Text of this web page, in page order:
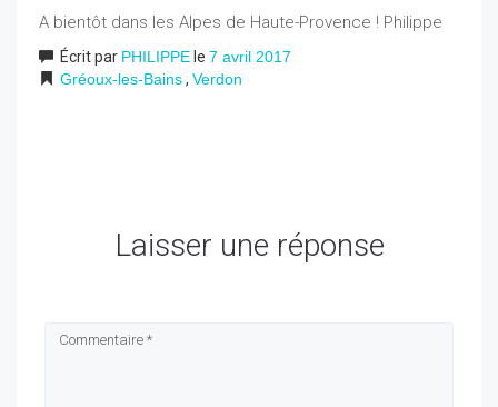
A bientôt dans les Alpes de Haute-Provence ! Philippe
Écrit par PHILIPPE le 7 avril 2017
Gréoux-les-Bains, Verdon
Laisser une réponse